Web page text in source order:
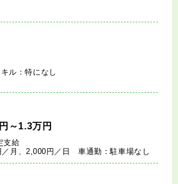
い
アル
の平均年収
記事
ル：特になし
～1.3万円
支給
／月、2,000円／日 車通勤：駐車場なし